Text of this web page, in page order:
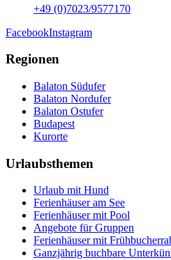
+49 (0)7023/9577170
FacebookInstagram
Regionen
Balaton Südufer
Balaton Nordufer
Balaton Ostufer
Budapest
Kurorte
Urlaubsthemen
Urlaub mit Hund
Ferienhäuser am See
Ferienhäuser mit Pool
Angebote für Gruppen
Ferienhäuser mit
Ganzjährig buchbare